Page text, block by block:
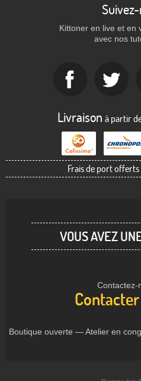
Kittoner en live et en
avec nos
Livraison à partir
Frais de port
VOUS AVEZ
Contactez-
Boutique ouverte — Atelier en